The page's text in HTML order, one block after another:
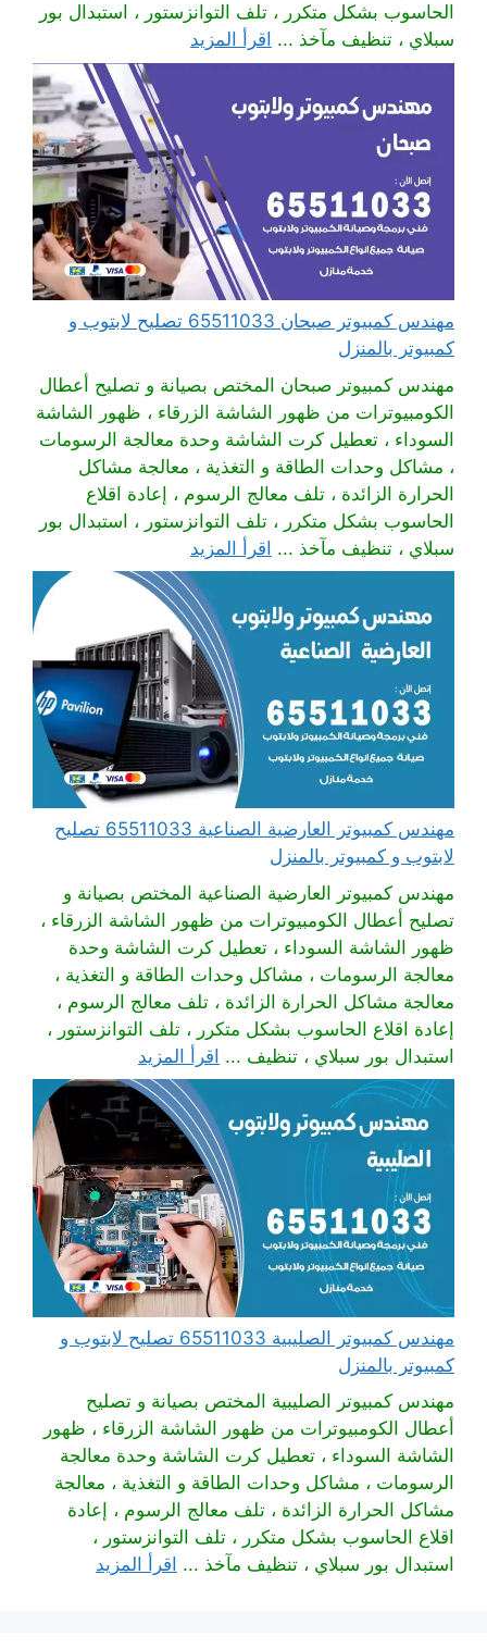
الحاسوب بشكل متكرر ، تلف التوانزستور ، استبدال بور
سبلاي ، تنظيف مآخذ ... اقرأ المزيد
مهندس كمبيوتر صبحان 65511033 تصليح لابتوب و
كمبيوتر بالمنزل
مهندس كمبيوتر صبحان المختص بصيانة و تصليح أعطال
الكومبيوترات من ظهور الشاشة الزرقاء ، ظهور الشاشة
السوداء ، تعطيل كرت الشاشة وحدة معالجة الرسومات
، مشاكل وحدات الطاقة و التغذية ، معالجة مشاكل
الحرارة الزائدة ، تلف معالج الرسوم ، إعادة اقلاع
الحاسوب بشكل متكرر ، تلف التوانزستور ، استبدال بور
سبلاي ، تنظيف مآخذ ... اقرأ المزيد
مهندس كمبيوتر العارضية الصناعية 65511033 تصليح
لابتوب و كمبيوتر بالمنزل
مهندس كمبيوتر العارضية الصناعية المختص بصيانة و
تصليح أعطال الكومبيوترات من ظهور الشاشة الزرقاء ،
ظهور الشاشة السوداء ، تعطيل كرت الشاشة وحدة
معالجة الرسومات ، مشاكل وحدات الطاقة و التغذية ،
معالجة مشاكل الحرارة الزائدة ، تلف معالج الرسوم ،
إعادة اقلاع الحاسوب بشكل متكرر ، تلف التوانزستور ،
استبدال بور سبلاي ، تنظيف ... اقرأ المزيد
مهندس كمبيوتر الصليبية 65511033 تصليح لابتوب و
كمبيوتر بالمنزل
مهندس كمبيوتر الصليبية المختص بصيانة و تصليح
أعطال الكومبيوترات من ظهور الشاشة الزرقاء ، ظهور
الشاشة السوداء ، تعطيل كرت الشاشة وحدة معالجة
الرسومات ، مشاكل وحدات الطاقة و التغذية ، معالجة
مشاكل الحرارة الزائدة ، تلف معالج الرسوم ، إعادة
اقلاع الحاسوب بشكل متكرر ، تلف التوانزستور ،
استبدال بور سبلاي ، تنظيف مآخذ ... اقرأ المزيد